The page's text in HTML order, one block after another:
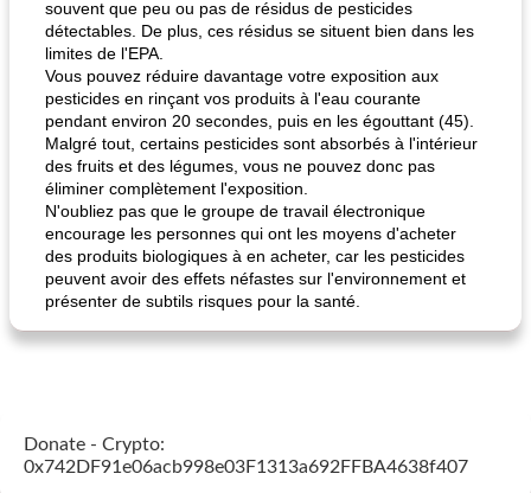
souvent que peu ou pas de résidus de pesticides
détectables. De plus, ces résidus se situent bien dans les
limites de l'EPA.
Vous pouvez réduire davantage votre exposition aux
pesticides en rinçant vos produits à l'eau courante
pendant environ 20 secondes, puis en les égouttant (45).
Malgré tout, certains pesticides sont absorbés à l'intérieur
des fruits et des légumes, vous ne pouvez donc pas
éliminer complètement l'exposition.
N'oubliez pas que le groupe de travail électronique
encourage les personnes qui ont les moyens d'acheter
des produits biologiques à en acheter, car les pesticides
peuvent avoir des effets néfastes sur l'environnement et
présenter de subtils risques pour la santé.
Donate - Crypto:
0x742DF91e06acb998e03F1313a692FFBA4638f407